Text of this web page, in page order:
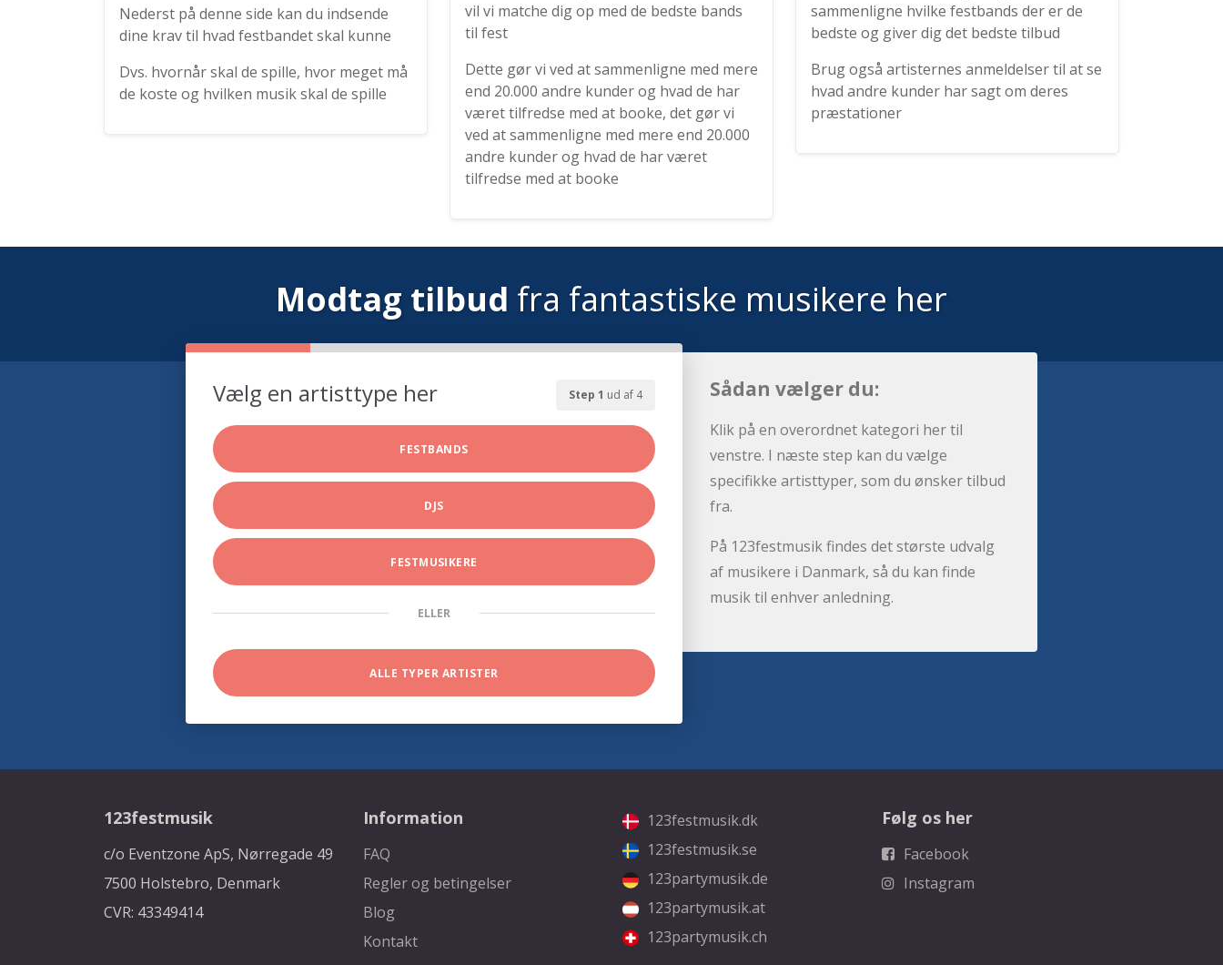
Nederst på denne side kan du indsende
dine krav til hvad festbandet skal kunne
Dvs. hvornår skal de spille, hvor meget må
de koste og hvilken musik skal de spille
vil vi matche dig op med de bedste bands
til fest
Dette gør vi ved at sammenligne med mere
end 20.000 andre kunder og hvad de har
været tilfredse med at booke, det gør vi
ved at sammenligne med mere end 20.000
andre kunder og hvad de har været
tilfredse med at booke
sammenligne hvilke festbands der er de
bedste og giver dig det bedste tilbud
Brug også artisternes anmeldelser til at se
hvad andre kunder har sagt om deres
præstationer
Modtag tilbud fra fantastiske musikere her
Step 1 ud af 4
Vælg en artisttype her
FESTBANDS
DJS
FESTMUSIKERE
ELLER
ALLE TYPER ARTISTER
Sådan vælger du:
Klik på en overordnet kategori her til
venstre. I næste step kan du vælge
specifikke artisttyper, som du ønsker tilbud
fra.
På 123festmusik findes det største udvalg
af musikere i Danmark, så du kan finde
musik til enhver anledning.
123festmusik
c/o Eventzone ApS, Nørregade 49
7500 Holstebro, Denmark
CVR: 43349414
Information
FAQ
Regler og betingelser
Blog
Kontakt
123festmusik.dk
123festmusik.se
123partymusik.de
123partymusik.at
123partymusik.ch
Følg os her
Facebook
Instagram